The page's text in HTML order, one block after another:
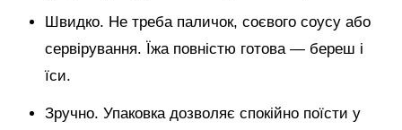
Швидко. Не треба паличок, соєвого соусу або
сервірування. Їжа повністю готова — береш і
їси.
Зручно. Упаковка дозволяє спокійно поїсти у